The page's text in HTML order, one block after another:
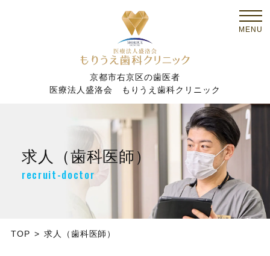
京都市右京区の歯医者
医療法人盛洛会 もりうえ歯科クリニック
求人（歯科医師）
recruit-doctor
TOP 求人（歯科医師）